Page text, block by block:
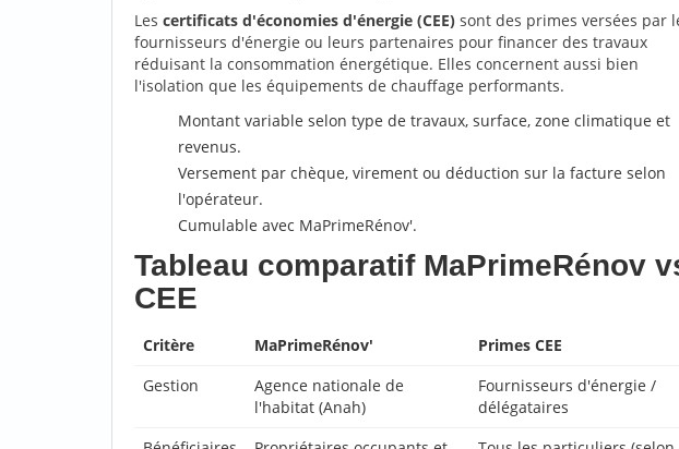
Les certificats d'économies d'énergie (CEE) sont des primes versées par
fournisseurs d'énergie ou leurs partenaires pour financer des travaux
réduisant la consommation énergétique. Elles concernent aussi bien
l'isolation que les équipements de chauffage performants.
Montant variable selon type de travaux, surface, zone climatique et
revenus.
Versement par chèque, virement ou déduction sur la facture selon
l'opérateur.
Cumulable avec MaPrimeRénov'.
Tableau comparatif MaPrimeRénov
CEE
Critère MaPrimeRénov'
Primes CEE
Gestion
Agence nationale de
l'habitat (Anah)
Fournisseurs d'énergie /
délégataires